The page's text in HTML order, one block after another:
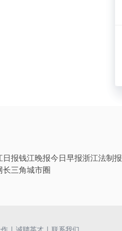
日报钱江晚报今日早报浙江法制报
长三角城市圈